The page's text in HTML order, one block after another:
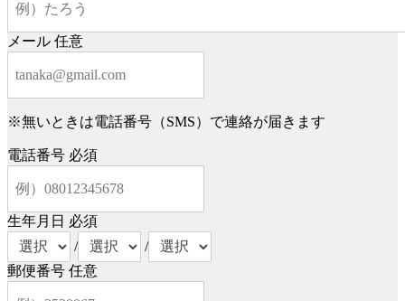
メール 任意
※無いときは電話番号（SMS）で連絡が届きます
電話番号 必須
生年月日 必須
/
/
郵便番号 任意